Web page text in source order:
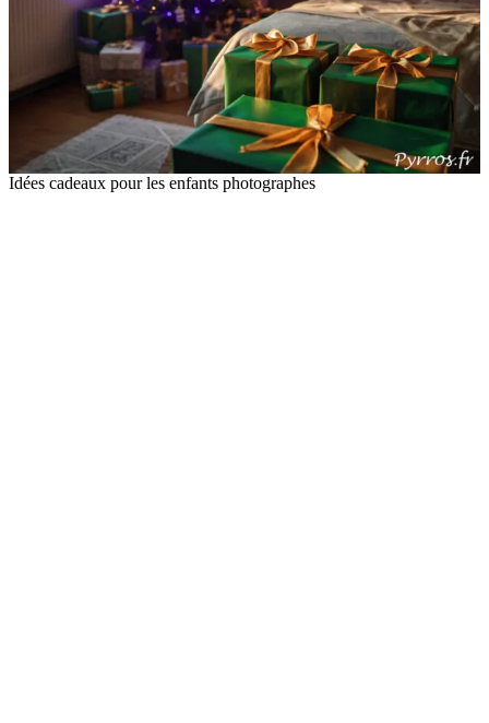
Idées cadeaux pour les enfants photographes